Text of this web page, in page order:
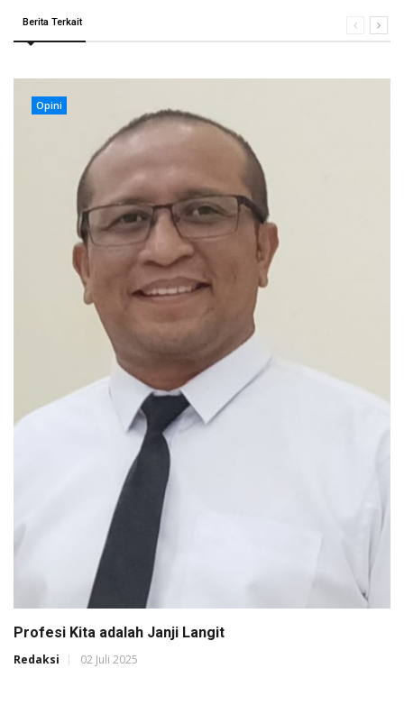
Berita Terkait
Opini
Profesi Kita adalah Janji Langit
Redaksi 02 Juli 2025